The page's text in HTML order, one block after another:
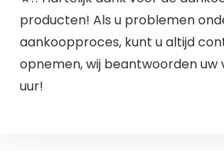
producten! Als u problemen
aankoopproces, kunt u altijd
opnemen, wij beantwoorden uw
uur!